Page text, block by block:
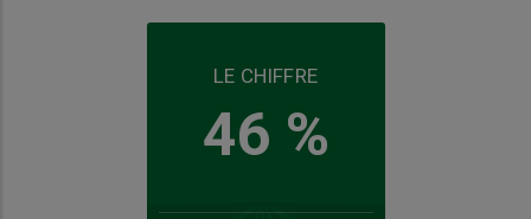
LE CHIFFRE
46 %